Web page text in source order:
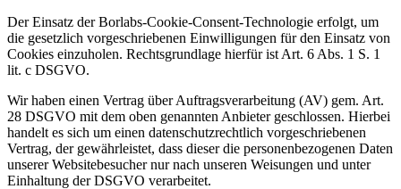
Der Einsatz der Borlabs-Cookie-Consent-Technologie erfolgt, um
die gesetzlich vorgeschriebenen Einwilligungen für den Einsatz von
Cookies einzuholen. Rechtsgrundlage hierfür ist Art. 6 Abs. 1 S. 1
lit. c DSGVO.
Wir haben einen Vertrag über Auftragsverarbeitung (AV) gem. Art.
28 DSGVO mit dem oben genannten Anbieter geschlossen. Hierbei
handelt es sich um einen datenschutzrechtlich vorgeschriebenen
Vertrag, der gewährleistet, dass dieser die personenbezogenen Daten
unserer Websitebesucher nur nach unseren Weisungen und unter
Einhaltung der DSGVO verarbeitet.